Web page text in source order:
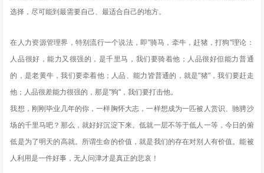
选择，尽可能到最需要自己、最适合自己的地方。
在人力资源管理界，特别流行一个说法，即"骑马，牵牛，赶猪，打狗"理论：
人品很好，能力又很强的，是千里马，我们要骑着他；人品很好但能力普通
的，是老黄牛，我们要牵着他；人品、能力皆普通的，就是"猪"，我们要赶走
他；人品很差能力很强的，那是"狗"，我们要打击他。
我想，刚刚毕业几年的你，一样胸怀大志，一样想成为一匹被人赏识、驰骋沙
场的千里马吧？那么，就好好沉淀下来。低就一层不等于低人一等，今日的俯
低是为了明天的高就。所谓生命的价值，就是我们的存在对别人有价值。能被
人利用是一件好事，无人问津才是真正的悲哀！